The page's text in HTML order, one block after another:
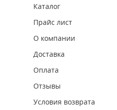
Каталог
Прайс лист
О компании
Доставка
Оплата
Отзывы
Условия возврата